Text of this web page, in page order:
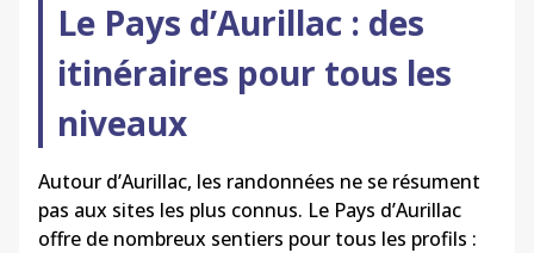
Le Pays d’Aurillac : des
itinéraires pour tous les
niveaux
Autour d’Aurillac, les randonnées ne se résument
pas aux sites les plus connus. Le Pays d’Aurillac
offre de nombreux sentiers pour tous les profils :